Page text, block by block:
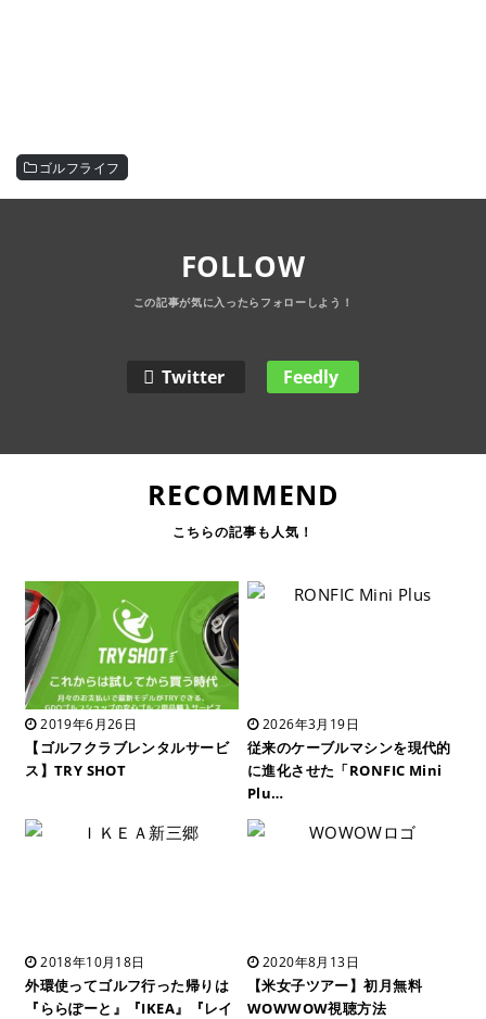
ゴルフライフ
FOLLOW
Twitter Feedly
RECOMMEND
2019年6月26日
【ゴルフクラブレンタルサービ
ス】TRY SHOT
2026年3月19日
従来のケーブルマシンを現代的
に進化させた「RONFIC Mini
Plu…
2018年10月18日
外環使ってゴルフ行った帰りは
『ららぽーと』『IKEA』『レイ
2020年8月13日
【米女子ツアー】初月無料
WOWWOW視聴方法